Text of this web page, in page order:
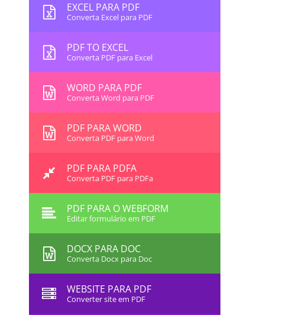
EXCEL PARA PDF
Converta Excel para PDF
PDF TO EXCEL
Converta PDF para Excel
WORD PARA PDF
Converta Word para PDF
PDF PARA WORD
Converta PDF para Word
PDF PARA PDFA
Converta PDF para PDFa
PDF PARA O WEBFORM
Editar formulário em PDF
DOCX PARA DOC
Converta Docx para Doc
WEBSITE PARA PDF
Converter site em PDF